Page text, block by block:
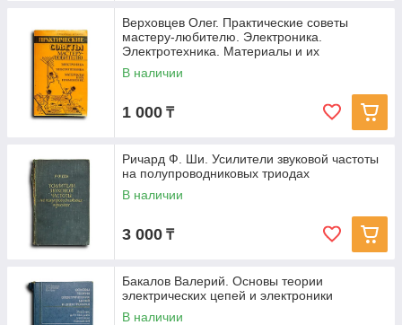
Верховцев Олег. Практические советы
мастеру-любителю. Электроника.
Электротехника. Материалы и их
применение
В наличии
1 000 ₸
Ричард Ф. Ши. Усилители звуковой частоты
на полупроводниковых триодах
В наличии
3 000 ₸
Бакалов Валерий. Основы теории
электрических цепей и электроники
В наличии